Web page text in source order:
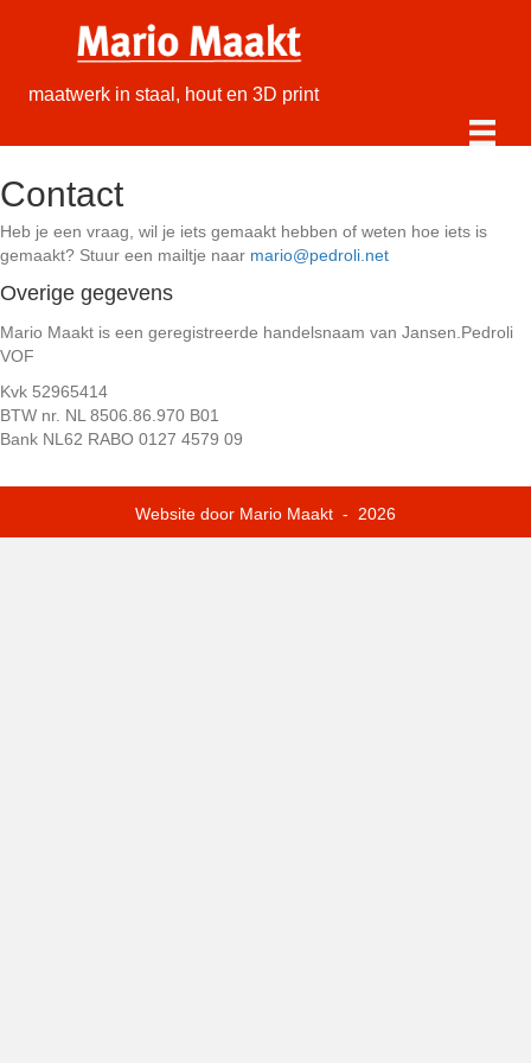
maatwerk in staal, hout en 3D print
Contact
Heb je een vraag, wil je iets gemaakt hebben of weten hoe iets is
gemaakt? Stuur een mailtje naar mario@pedroli.net
Overige gegevens
Mario Maakt is een geregistreerde handelsnaam van Jansen.Pedroli
VOF
Kvk 52965414
BTW nr. NL 8506.86.970 B01
Bank NL62 RABO 0127 4579 09
Website door Mario Maakt - 2026